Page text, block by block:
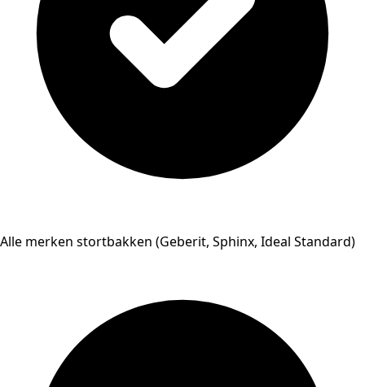
Alle merken stortbakken (Geberit, Sphinx, Ideal Standard)